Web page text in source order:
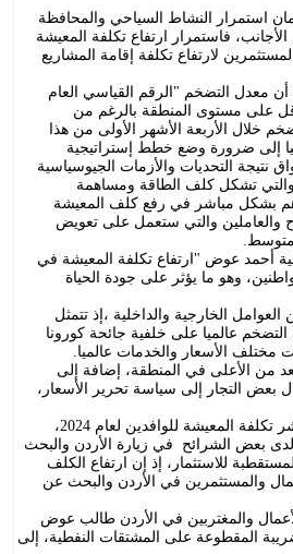
استمرار النشاط السياحي والمحافظة
فاستمرار ارتفاع تكلفة المعيشة
لارتفاع تكلفة إقامة المشاريع
أن معدل التضخم "الرقم القياسي العام
على مستوى المنطقة بالرغم من
خلال الأربعة الأشهر الأولى من هذا
1.6 % مقارنةً بنفس الفترة من عام 2023، داعيا إلى ضرورة وضع خطط إستراتيجية
نتيجة التحديات والأزمات الجيوسياسية
تشكل كلف الطاقة ومساهمة
بشكل مباشر في رفع كلف المعيشة
والعاملين والتي ستعمل على تعويض
أحمد عوض "ارتفاع تكلفة المعيشة في
وهو ما يؤثر على جودة الحياة
الخارجية والداخلية ،إذ تتمثل
عالميا على خلفية جائحة كورونا
مختلف الأسعار والخدمات عالميا.
من الأعلى في المنطقة، إضافة إلى
بعض التجار إلى سياسة تحرير الأسعار،
وأوضح عوض أن لهذا التصنيف المرتفع لمدينة عمان على مؤشر تكلفة المعيشة للوافدين لعام 2024،
لدى بعض الشرائح في زيارة الأردن والبحث
للاستثمار، إذ إن ارتفاع الكلف
والمستثمرين في الأردن والبحث عن
والمغتربين في الأردن طالب عوض
المقطوعة على المشتقات النفطية، إلى